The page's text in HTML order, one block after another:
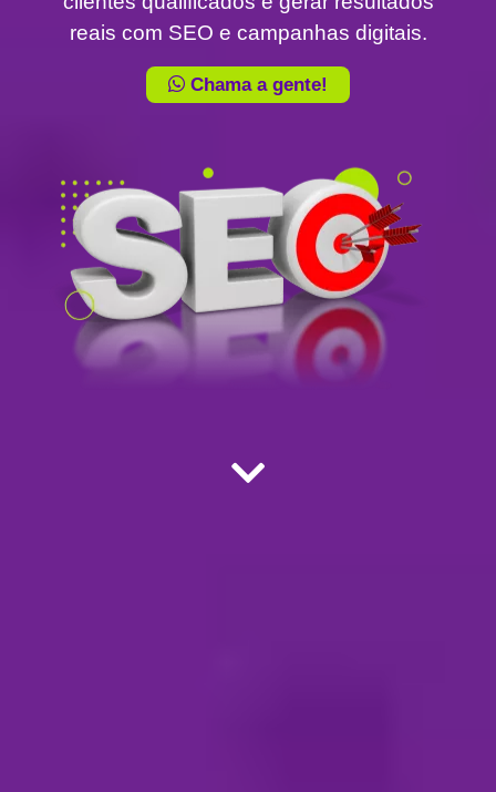
reais com SEO e campanhas digitais.
Chama a gente!